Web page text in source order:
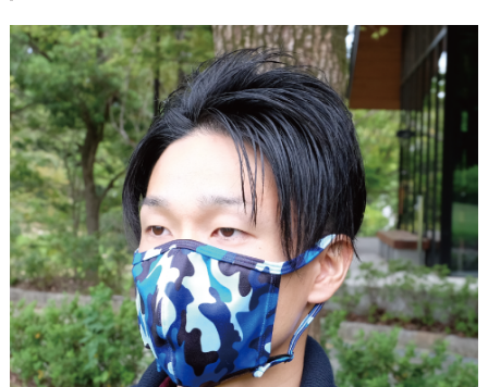
ご注文ガイド
仕入れ・
OEM
制作・販売会
社
SDGsへの
取組み